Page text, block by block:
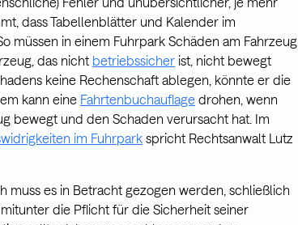
dass Tabellenblätter und Kalender im
müssen in einem Fuhrpark Schäden am Fahrzeug
das nicht betriebssicher ist, nicht bewegt
keine Rechenschaft ablegen, könnte er die
kann eine Fahrtenbuchauflage drohen, wenn
bewegt und den Schaden verursacht hat. Im
im Fuhrpark spricht Rechtsanwalt Lutz
muss es in Betracht gezogen werden, schließlich
die Pflicht für die Sicherheit seiner